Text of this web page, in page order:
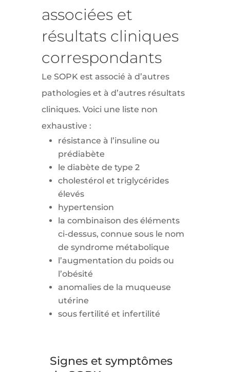
associées et
résultats cliniques
correspondants
Le SOPK est associé à d’autres
pathologies et à d’autres résultats
cliniques. Voici une liste non
exhaustive :
résistance à l’insuline ou
prédiabète
le diabète de type 2
cholestérol et triglycérides
élevés
hypertension
la combinaison des éléments
ci-dessus, connue sous le nom
de syndrome métabolique
l’augmentation du poids ou
l’obésité
anomalies de la muqueuse
utérine
sous fertilité et infertilité
Signes et symptômes